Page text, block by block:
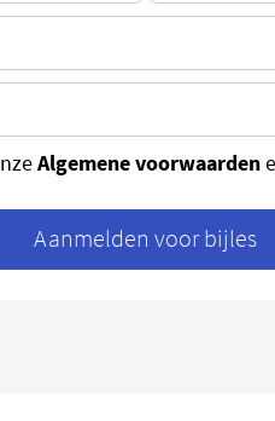
Algemene voorwaarden
Aanmelden voor bijles